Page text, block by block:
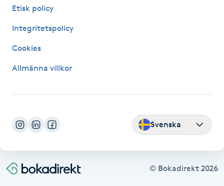
Hudföryngring
Huduppstramning
Hyperhidros
Hypnos
Etisk policy
Integritetspolicy
Cookies
Allmänna villkor
Svenska
© Bokadirekt 2026